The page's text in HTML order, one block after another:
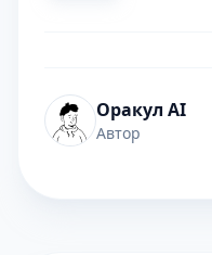
Оракул AI
Автор